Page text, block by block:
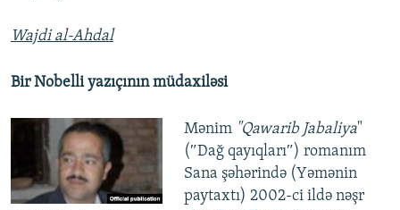
Wajdi al-Ahdal
Bir Nobelli yazıçının müdaxiləsi
Mənim "Qawarib Jabaliya"
(″Dağ qayıqları″) romanım
Sana şəhərində (Yəmənin
paytaxtı) 2002-ci ildə nəşr